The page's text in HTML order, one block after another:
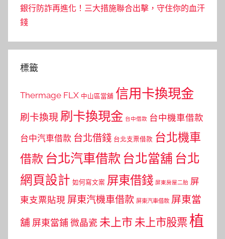
銀行防詐再進化！三大措施聯合出擊，守住你的血汗
錢
標籤
Thermage FLX 中山區當舖 信用卡換現金
刷卡換現 刷卡換現金 台中借款 台中機車借款
台中汽車借款 台北借錢 台北支票借款 台北機車
借款 台北汽車借款 台北當舖 台北
網頁設計 如何寫文案 屏東借錢 屏東房屋二胎 屏
東支票貼現 屏東汽機車借款 屏東汽車借款 屏東當
舖 屏東當鋪 微晶瓷 未上市 未上市股票植